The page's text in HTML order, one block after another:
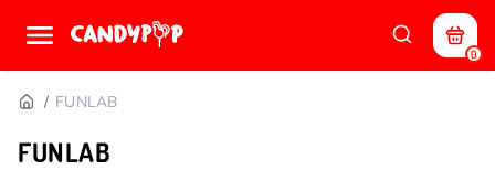
0
FUNLAB
FUNLAB